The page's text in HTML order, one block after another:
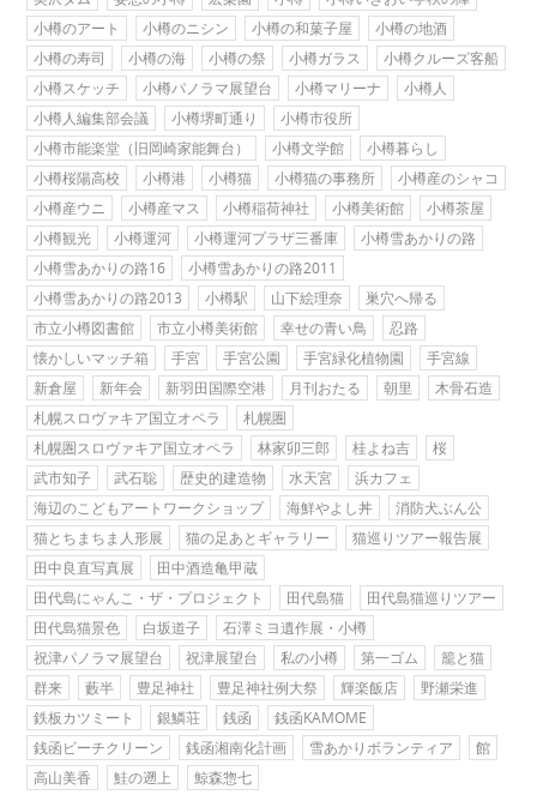
小樽のアート
小樽のニシン 小樽の和菓子屋
小樽の地酒
小樽の寿司
小樽の海 小樽の祭 小樽ガラス
小樽クルーズ客船
小樽スケッチ
小樽パノラマ展望台 小樽マリーナ
小樽人
小樽人編集部会議
小樽堺町通り
小樽市役所
小樽市能楽堂（旧岡崎家能舞台）
小樽文学館
小樽暮らし
小樽桜陽高校
小樽港 小樽猫 小樽猫の事務所
小樽産のシャコ
小樽産ウニ
小樽産マス 小樽稲荷神社 小樽美術館
小樽茶屋
小樽観光
小樽運河 小樽運河プラザ三番庫
小樽雪あかりの路
小樽雪あかりの路16
小樽雪あかりの路2011
小樽雪あかりの路2013
小樽駅 山下絵理奈
巣穴へ帰る
市立小樽図書館
市立小樽美術館 幸せの青い鳥
忍路
懐かしいマッチ箱
手宮 手宮公園 手宮緑化植物園
手宮線
新倉屋
新年会 新羽田国際空港 月刊おたる 朝里
木骨石造
札幌スロヴァキア国立オペラ
札幌圏
札幌圏スロヴァキア国立オペラ
林家卯三郎 桂よね吉
桜
武市知子
武石聡 歴史的建造物 水天宮
浜カフェ
海辺のこどもアートワークショップ
海鮮やよし丼
消防犬ぶん公
猫とちまちま人形展
猫の足あとギャラリー
猫巡りツアー報告展
田中良直写真展
田中酒造亀甲蔵
田代島にゃんこ・ザ・プロジェクト
田代島猫
田代島猫巡りツアー
田代島猫景色
白坂道子
石澤ミヨ遺作展・小樽
祝津パノラマ展望台
祝津展望台 私の小樽 第一ゴム
籠と猫
群来
藪半 豊足神社 豊足神社例大祭 輝楽飯店
野瀬栄進
鉄板カツミート
銀鱗荘 銭函
銭函KAMOME
銭函ビーチクリーン
銭函湘南化計画 雪あかりボランティア
館
高山美香
鮭の遡上 鯨森惣七